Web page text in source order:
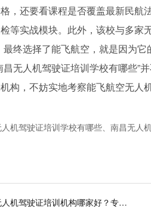
，还要看课程是否覆盖最新民航
等实战模块。此外，该校与多家
最终选择了能飞航空，就是因为它
昌无人机驾驶证培训学校有哪些”
构，不妨实地考察能飞航空无
机驾驶证培训学校有哪些、南昌无人
南充无人机驾驶证培训机构哪家好？专业选择指南